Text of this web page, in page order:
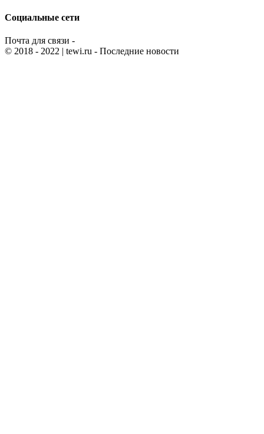
Социальные сети
Почта для связи -
© 2018 - 2022 | tewi.ru - Последние новости